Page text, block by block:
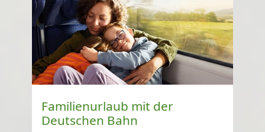
Familienurlaub mit der
Deutschen Bahn